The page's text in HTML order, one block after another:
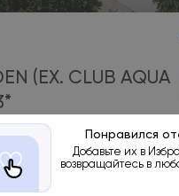
(EX. CLUB AQUA
Понравился
Добавьте их в
возвращайтесь в
карте